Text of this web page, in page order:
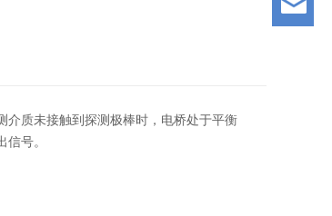
介质未接触到探测极棒时，电桥处于平衡
号。